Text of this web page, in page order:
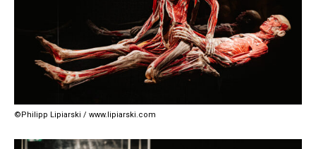
©Philipp Lipiarski / www.lipiarski.com